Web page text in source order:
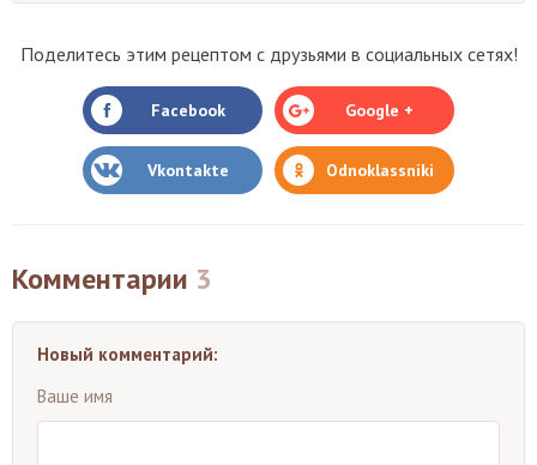
Поделитесь этим рецептом с друзьями в социальных сетях!
Facebook Google +
Vkontakte Odnoklassniki
Комментарии 3
Новый комментарий:
Ваше имя